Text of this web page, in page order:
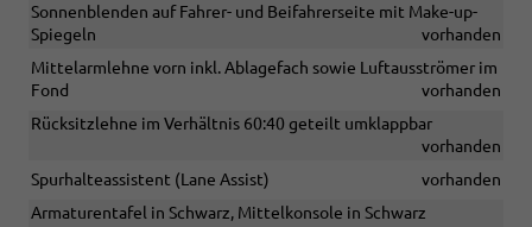
Sonnenblenden auf Fahrer- und Beifahrerseite mit Make-up-
Spiegeln
vorhanden
Mittelarmlehne vorn inkl. Ablagefach sowie Luftausströmer im
Fond
vorhanden
Rücksitzlehne im Verhältnis 60:40 geteilt umklappbar
vorhanden
Spurhalteassistent (Lane Assist)
vorhanden
Armaturentafel in Schwarz, Mittelkonsole in Schwarz